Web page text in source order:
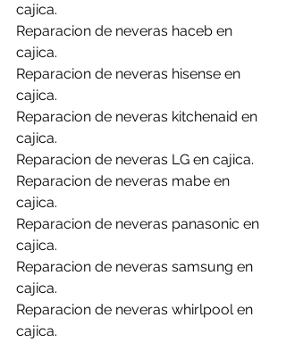
cajica.
Reparacion de neveras haceb en
cajica.
Reparacion de neveras hisense en
cajica.
Reparacion de neveras kitchenaid en
cajica.
Reparacion de neveras LG en cajica.
Reparacion de neveras mabe en
cajica.
Reparacion de neveras panasonic en
cajica.
Reparacion de neveras samsung en
cajica.
Reparacion de neveras whirlpool en
cajica.